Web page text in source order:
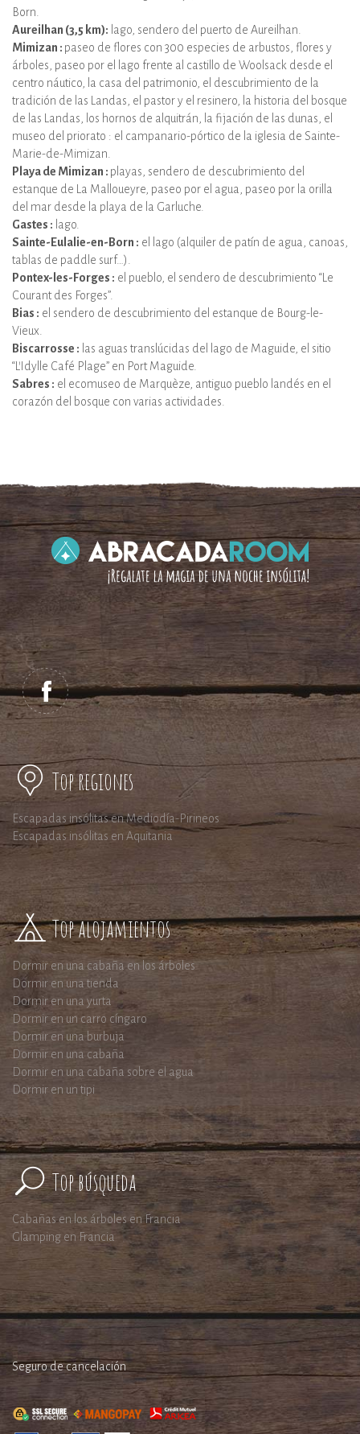
Born.
Aureilhan (3,5 km): lago, sendero del puerto de Aureilhan.
Mimizan : paseo de flores con 300 especies de arbustos, flores y
árboles, paseo por el lago frente al castillo de Woolsack desde el
centro náutico, la casa del patrimonio, el descubrimiento de la
tradición de las Landas, el pastor y el resinero, la historia del bosque
de las Landas, los hornos de alquitrán, la fijación de las dunas, el
museo del priorato : el campanario-pórtico de la iglesia de Sainte-
Marie-de-Mimizan.
Playa de Mimizan : playas, sendero de descubrimiento del
estanque de La Malloueyre, paseo por el agua, paseo por la orilla
del mar desde la playa de la Garluche.
Gastes : lago.
Sainte-Eulalie-en-Born : el lago (alquiler de patín de agua, canoas,
tablas de paddle surf…).
Pontex-les-Forges : el pueblo, el sendero de descubrimiento “Le
Courant des Forges”.
Bias : el sendero de descubrimiento del estanque de Bourg-le-
Vieux.
Biscarrosse : las aguas translúcidas del lago de Maguide, el sitio
“L’Idylle Café Plage” en Port Maguide.
Sabres : el ecomuseo de Marquèze, antiguo pueblo landés en el
corazón del bosque con varias actividades.
Top regiones
Escapadas insólitas en Mediodía-Pirineos
Escapadas insólitas en Aquitania
Top alojamientos
Dormir en una cabaña en los árboles
Dormir en una tienda
Dormir en una yurta
Dormir en un carro cíngaro
Dormir en una burbuja
Dormir en una cabaña
Dormir en una cabaña sobre el agua
Dormir en un tipi
Top búsqueda
Cabañas en los árboles en Francia
Glamping en Francia
Seguro de cancelación